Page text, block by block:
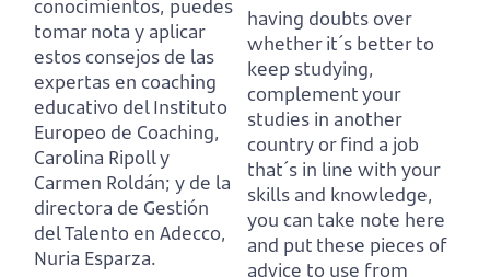
conocimientos, puedes
tomar nota y aplicar
estos consejos de las
expertas en coaching
educativo del Instituto
Europeo de Coaching,
Carolina Ripoll y
Carmen Roldán; y de la
directora de Gestión
del Talento en Adecco,
Nuria Esparza.
having doubts over
whether it´s better to
keep studying,
complement your
studies in another
country or find a job
that´s in line with your
skills and knowledge,
you can take note here
and put these pieces of
advice to use from